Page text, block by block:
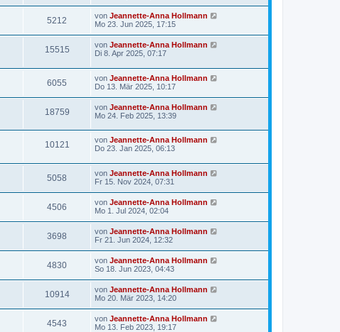
5212 von Jeannette-Anna Hollmann
Mo 23. Jun 2025, 17:15
15515 von Jeannette-Anna Hollmann
Di 8. Apr 2025, 07:17
6055 von Jeannette-Anna Hollmann
Do 13. Mär 2025, 10:17
18759 von Jeannette-Anna Hollmann
Mo 24. Feb 2025, 13:39
10121 von Jeannette-Anna Hollmann
Do 23. Jan 2025, 06:13
5058 von Jeannette-Anna Hollmann
Fr 15. Nov 2024, 07:31
4506 von Jeannette-Anna Hollmann
Mo 1. Jul 2024, 02:04
3698 von Jeannette-Anna Hollmann
Fr 21. Jun 2024, 12:32
4830 von Jeannette-Anna Hollmann
So 18. Jun 2023, 04:43
10914 von Jeannette-Anna Hollmann
Mo 20. Mär 2023, 14:20
4543 von Jeannette-Anna Hollmann
Mo 13. Feb 2023, 19:17